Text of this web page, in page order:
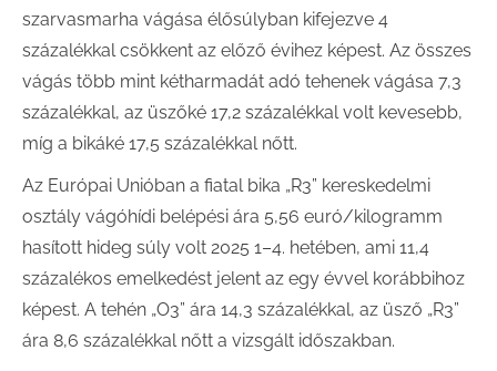
szarvasmarha vágása élősúlyban kifejezve 4
százalékkal csökkent az előző évihez képest. Az összes
vágás több mint kétharmadát adó tehenek vágása 7,3
százalékkal, az üszőké 17,2 százalékkal volt kevesebb,
míg a bikáké 17,5 százalékkal nőtt.
Az Európai Unióban a fiatal bika „R3” kereskedelmi
osztály vágóhídi belépési ára 5,56 euró/kilogramm
hasított hideg súly volt 2025 1–4. hetében, ami 11,4
százalékos emelkedést jelent az egy évvel korábbihoz
képest. A tehén „O3” ára 14,3 százalékkal, az üsző „R3”
ára 8,6 százalékkal nőtt a vizsgált időszakban.